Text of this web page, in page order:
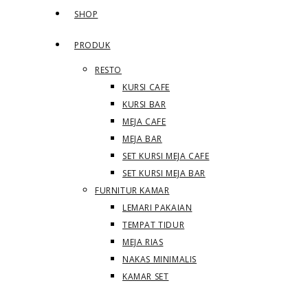
SHOP
PRODUK
RESTO
KURSI CAFE
KURSI BAR
MEJA CAFE
MEJA BAR
SET KURSI MEJA CAFE
SET KURSI MEJA BAR
FURNITUR KAMAR
LEMARI PAKAIAN
TEMPAT TIDUR
MEJA RIAS
NAKAS MINIMALIS
KAMAR SET